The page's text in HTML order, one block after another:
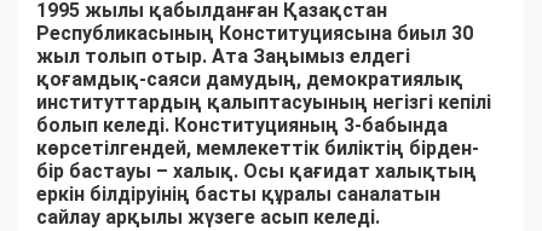
1995 жылы қабылданған Қазақстан
Республикасының Конституциясына биыл 30
жыл толып отыр. Ата Заңымыз елдегі
қоғамдық-саяси дамудың, демократиялық
институттардың қалыптасуының негізгі кепілі
болып келеді. Конституцияның 3-бабында
көрсетілгендей, мемлекеттік биліктің бірден-
бір бастауы – халық. Осы қағидат халықтың
еркін білдіруінің басты құралы саналатын
сайлау арқылы жүзеге асып келеді.